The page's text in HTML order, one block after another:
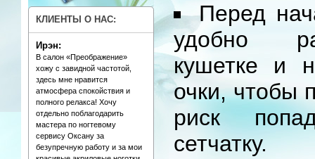
КЛИЕНТЫ О НАС:
Ирэн:
В салон «Преображение»
хожу с завидной частотой,
здесь мне нравится
атмосфера спокойствия и
полного релакса! Хочу
отдельно поблагодарить
мастера по ногтевому
сервису Оксану за
безупречную работу и за мои
Перед
удобно
кушетке и
очки, чтобы
риск
сетчатку.